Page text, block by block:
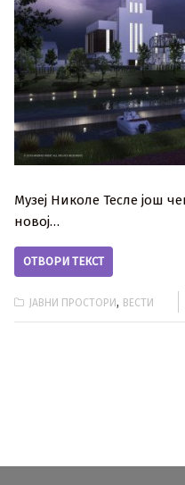
Музеј Николе Тесле још
новој…
ОТВОРИ ТЕКСТ
ЈАВНИ ПРОСТОРИ, ВЕСТИ